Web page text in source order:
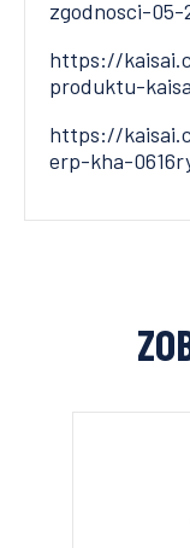
zgodnosci-
https://
produktu-
https://
erp-kha-